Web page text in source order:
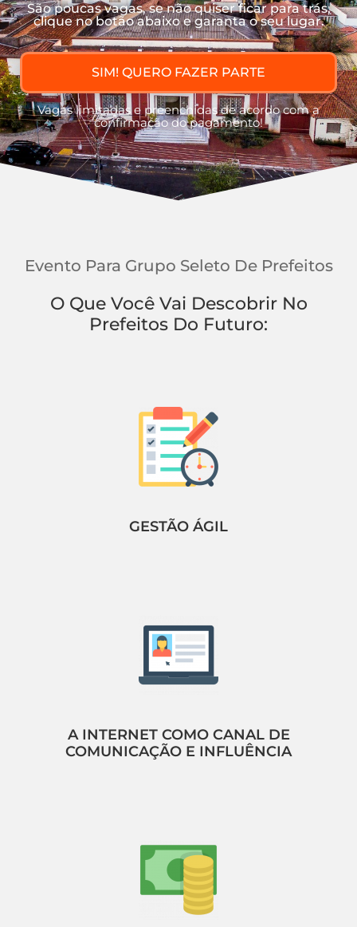
São poucas vagas, se não quiser ficar para trás,
clique no botão abaixo e garanta o seu lugar.
SIM! QUERO FAZER PARTE
Vagas limitadas e preenchidas de acordo com a
confirmação do pagamento!
Evento Para Grupo Seleto De Prefeitos
O Que Você Vai Descobrir No
Prefeitos Do Futuro:
GESTÃO ÁGIL
A INTERNET COMO CANAL DE
COMUNICAÇÃO E INFLUÊNCIA